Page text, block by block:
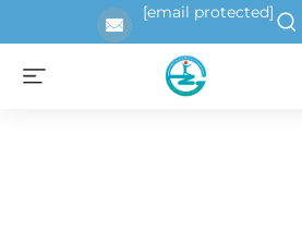
[email protected]